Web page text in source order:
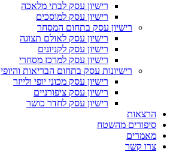
רישיון עסק לבתי מלאכה
רישיון עסק למוסכים
רישיון עסק בתחום המסחר
רישיון עסק לאולם תצוגה
רישיון עסק לקניונים
רישיון עסק למרכז מסחרי
רישיונות עסק בתחום הבריאות והיופי
רישיון עסק מכוני יופי ולייזר
רישיון עסק ציפורניים
רישיון עסק לחדר כושר
הרצאות
סיפורים מהשטח
מאמרים
צרו קשר